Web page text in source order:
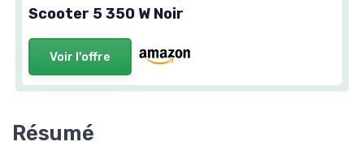
Scooter 5 350 W Noir
Voir l'offre
Résumé